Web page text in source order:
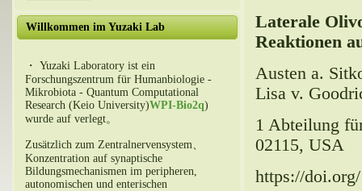
Willkommen im Yuzaki Lab
・ Yuzaki Laboratory ist ein
Forschungszentrum für Humanbiologie -
Mikrobiota - Quantum Computational
Research (Keio University)WPI-Bio2q)
wurde auf verlegt。
Zusätzlich zum Zentralnervensystem、
Konzentration auf synaptische
Bildungsmechanismen im peripheren,
autonomischen und enterischen
Laterale
Reaktionen
Austen a.
Lisa v.
1 Abteilung
02115, USA
https://